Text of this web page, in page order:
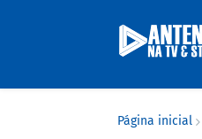
Página inicial